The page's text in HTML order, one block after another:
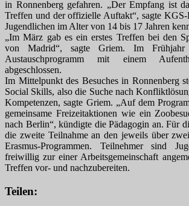
in Ronnenberg gefahren. „Der Empfang ist
Treffen und der offizielle Auftakt“, sagte
Jugendlichen im Alter von 14 bis 17 Jahren
„Im März gab es ein erstes Treffen bei den
von Madrid“, sagte Griem. Im
Austauschprogramm mit einem
abgeschlossen.
Im Mittelpunkt des Besuches in Ronnenberg
Social Skills, also die Suche nach
Kompetenzen, sagte Griem. „Auf dem
gemeinsame Freizeitaktionen wie ein
nach Berlin“, kündigte die Pädagogin an. Für
die zweite Teilnahme an den jeweils über
Erasmus-Programmen. Teilnehmer sind
freiwillig zur einer Arbeitsgemeinschaft
Treffen vor- und nachzubereiten.
Teilen: